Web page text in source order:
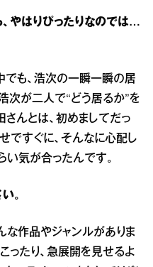
やはりぴったりなのでは…
でも、浩次の一瞬一瞬の居
次が二人で“どう居るか”を
さんとは、初めましてだっ
ですぐに、そんなに心配し
い気が合ったんです。
。
な作品やジャンルがありま
ったり、急展開を見せるよ